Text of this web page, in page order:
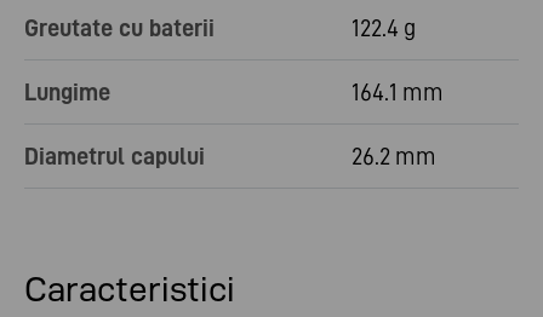
Greutate cu baterii 122.4 g
Lungime 164.1 mm
Diametrul capului 26.2 mm
Caracteristici